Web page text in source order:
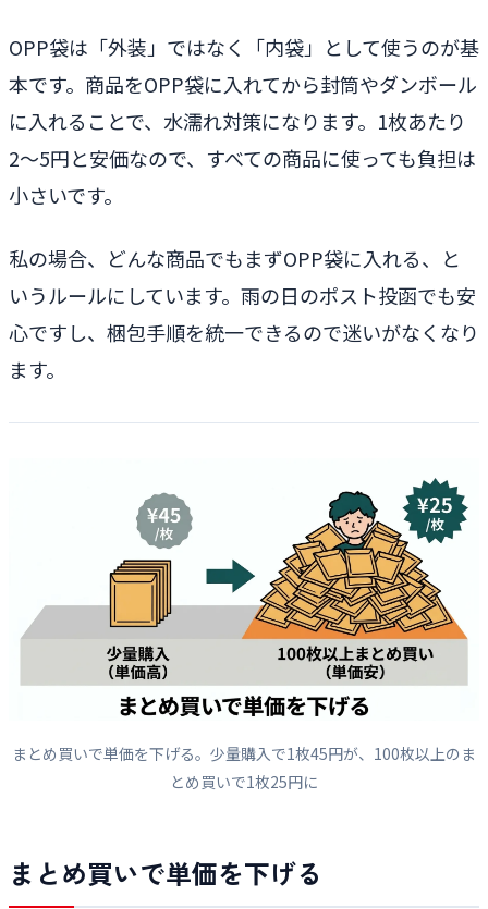
OPP袋は「外装」ではなく「内袋」として使うのが基
本です。商品をOPP袋に入れてから封筒やダンボール
に入れることで、水濡れ対策になります。1枚あたり
2〜5円と安価なので、すべての商品に使っても負担は
小さいです。
私の場合、どんな商品でもまずOPP袋に入れる、と
いうルールにしています。雨の日のポスト投函でも安
心ですし、梱包手順を統一できるので迷いがなくなり
ます。
まとめ買いで単価を下げる。少量購入で1枚45円が、100枚以上のま
とめ買いで1枚25円に
まとめ買いで単価を下げる